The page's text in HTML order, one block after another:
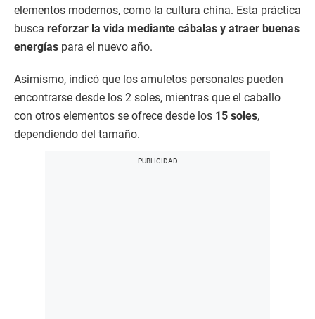
elementos modernos, como la cultura china. Esta práctica
busca reforzar la vida mediante cábalas y atraer buenas
energías para el nuevo año.
Asimismo, indicó que los amuletos personales pueden
encontrarse desde los 2 soles, mientras que el caballo
con otros elementos se ofrece desde los 15 soles,
dependiendo del tamaño.